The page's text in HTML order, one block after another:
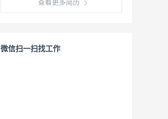
查看更多简历
微信扫一扫找工作